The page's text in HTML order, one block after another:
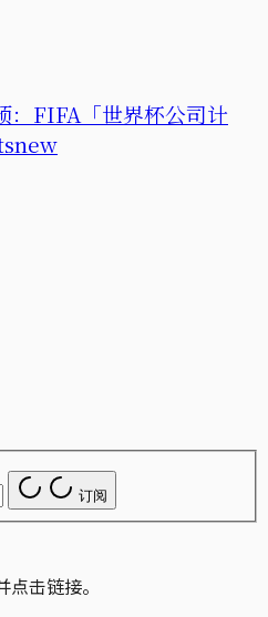
：FIFA「世界杯公司计
订阅
击链接。